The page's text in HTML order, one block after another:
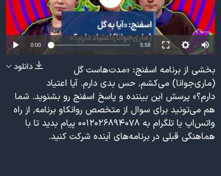
فرهنگ و زندگی
حقوق شهروندی
اقتصادی
اسرائیل در جنگ
گالری عکس
آرشیو پخش زنده
مستندها
انتخابات ریاست جمهوری آمریکا ۲۰۲۴
حمله جمهوری اسلامی به اسرائیل
ورزش زنان در ایران
اعتراضات زن، زندگی، آزادی
مجموعه مستندهای دادخواهی
تریبونال مردمی آبان ۹۸
دنبال کنید
زبانهای مختلف
0:00 5:58
دانلود
بخشی از برنامه اسفنج: «مدت‌هاست گل
(ماری‌جوانا) می‌کشم٬ حس بدی دارم. آیا اعتیاد
دارم؟» پرسش این بیننده و پاسخ اسفنج رو بشنوید. شما
هم می‌تونید برای سوال از متخصص روانکاو برنامه٬ از راه
واتس‌اپ یا تلگرام به ۰۰۱۲۰۲۶۸۹۴۰۷۸ پیام بدید تا با
هماهنگی قبلی در برنامه‌های آینده شرکت کنید.